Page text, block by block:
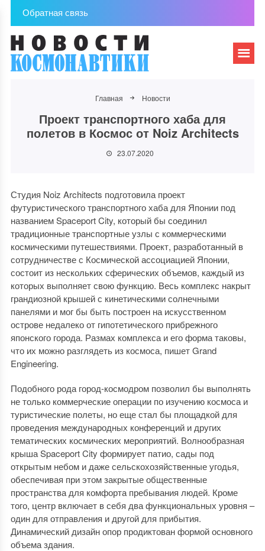
Обратная связь
Главная Новости
Проект транспортного хаба для
полетов в Космос от Noiz Architects
23.07.2020
Студия Noiz Architects подготовила проект
футуристического транспортного хаба для Японии под
названием Spaceport City, который бы соединил
традиционные транспортные узлы с коммерческими
космическими путешествиями. Проект, разработанный в
сотрудничестве с Космической ассоциацией Японии,
состоит из нескольких сферических объемов, каждый из
которых выполняет свою функцию. Весь комплекс накрыт
грандиозной крышей с кинетическими солнечными
панелями и мог бы быть построен на искусственном
острове недалеко от гипотетического прибрежного
японского города. Размах комплекса и его форма таковы,
что их можно разглядеть из космоса, пишет Grand
Engineering.
Подобного рода город-космодром позволил бы выполнять
не только коммерческие операции по изучению космоса и
туристические полеты, но еще стал бы площадкой для
проведения международных конференций и других
тематических космических мероприятий. Волнообразная
крыша Spaceport City формирует патио, сады под
открытым небом и даже сельскохозяйственные угодья,
обеспечивая при этом закрытые общественные
пространства для комфорта пребывания людей. Кроме
того, центр включает в себя два функциональных уровня –
один для отправления и другой для прибытия.
Динамический дизайн опор продиктован формой основного
объема здания.